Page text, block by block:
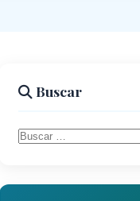
Buscar
Buscar: